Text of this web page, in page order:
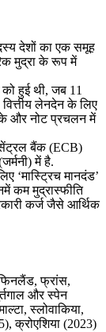
देशों का एक समूह
मुद्रा के रूप में
हुई थी, जब 11
लेनदेन के लिए
और नोट प्रचलन में
सेंट्रल बैंक (ECB)
में है.
‘मास्ट्रिच मानदंड’
कम मुद्रास्फीति
कर्ज जैसे आर्थिक
फ्रांस,
और स्पेन
स्लोवाकिया,
क्रोएशिया (2023)